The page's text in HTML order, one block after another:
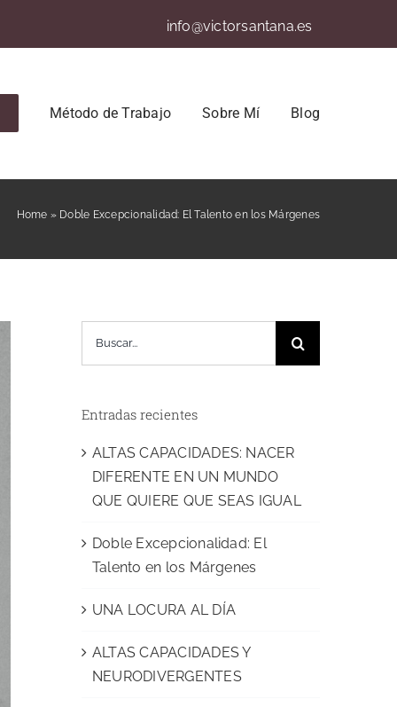
info@victorsantana.es
Método de Trabajo Sobre Mí Blog
Home » Doble Excepcionalidad: El Talento en los Márgenes
Entradas recientes
ALTAS CAPACIDADES: NACER
DIFERENTE EN UN MUNDO
QUE QUIERE QUE SEAS IGUAL
Doble Excepcionalidad: El
Talento en los Márgenes
UNA LOCURA AL DÍA
ALTAS CAPACIDADES Y
NEURODIVERGENTES